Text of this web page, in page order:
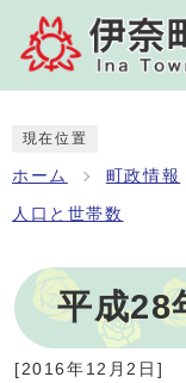
現在位置
ホーム 町政情報
人口と世帯数
平成28
[2016年12月2日 ]